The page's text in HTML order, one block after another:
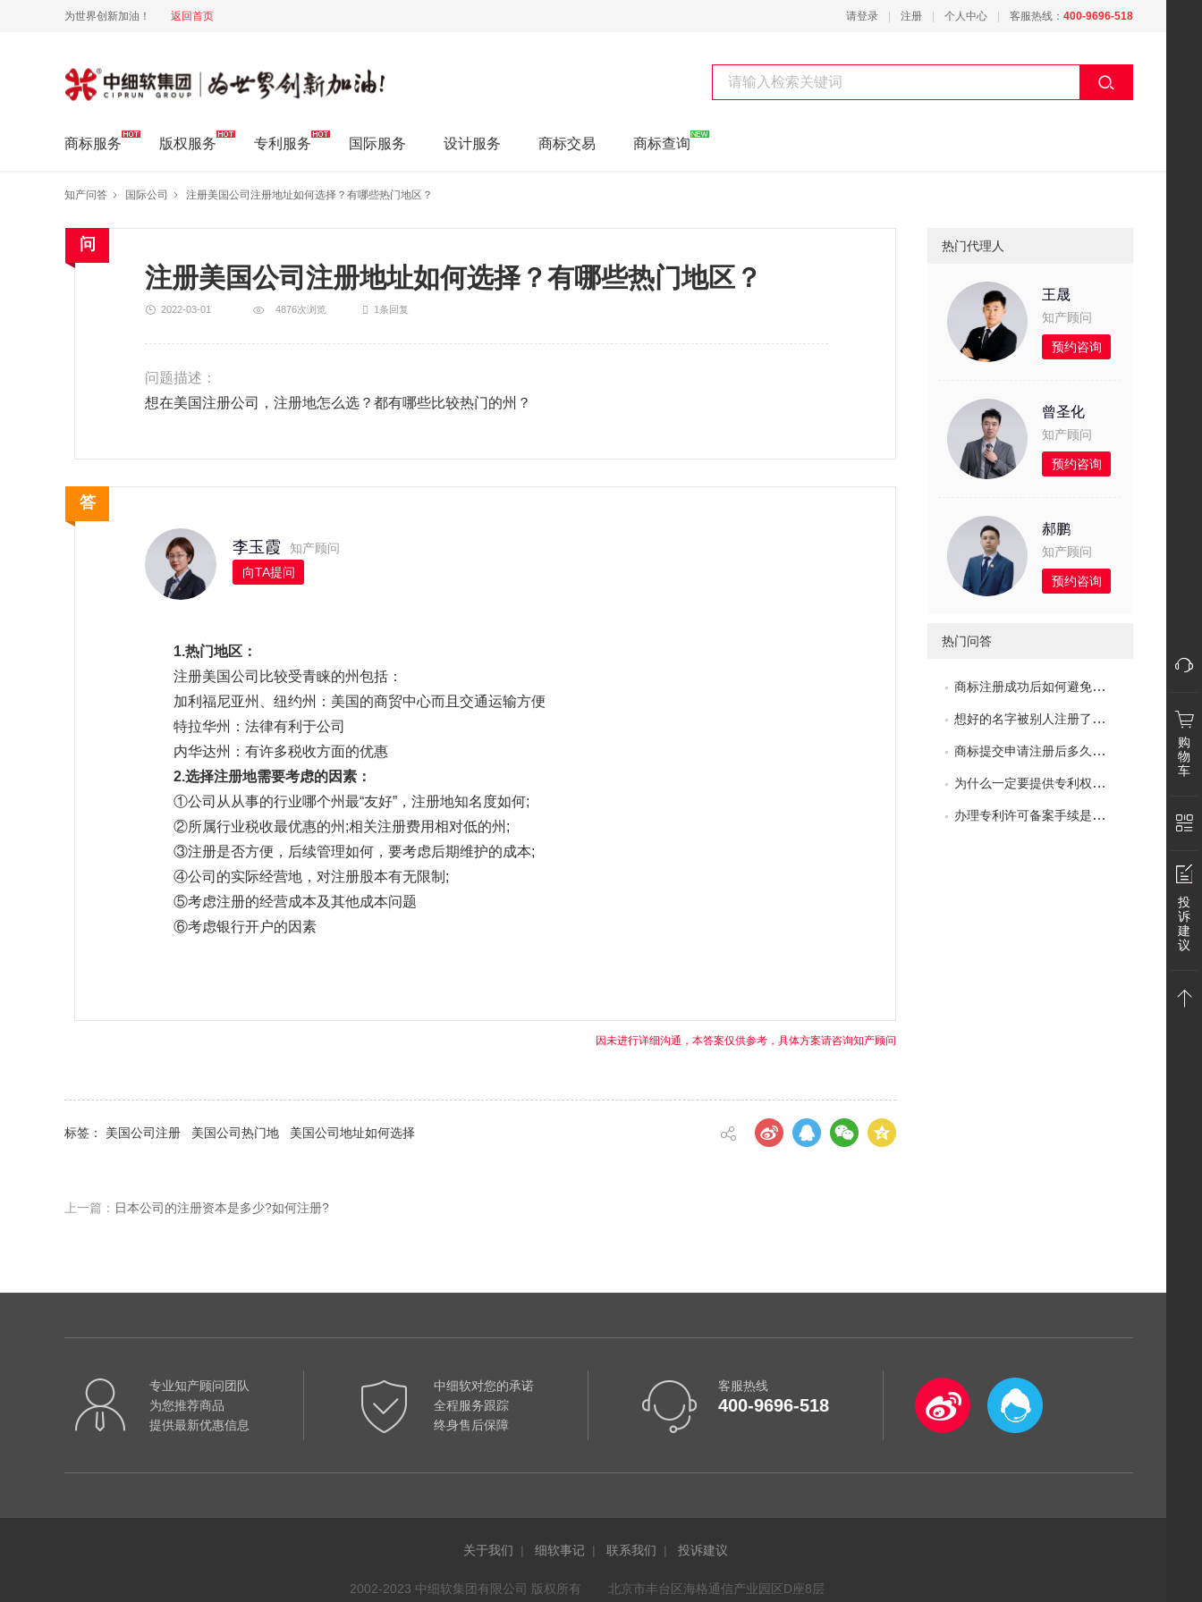
请登录 注册 个人中心 客服热线： 400-9696-518
为世界创新加油！ 返回首页
中细软集团 为世界创新加油!
商标服务 版权服务 专利服务 国际服务 设计服务 商标交易 商标查询
知产问答 国际公司 注册美国公司注册地址如何选择？有哪些热门地区？
热门代理人
王晟
知产顾问
预约咨询
曾圣化
知产顾问
预约咨询
郝鹏
知产顾问
预约咨询
热门问答
商标注册成功后如何避免撤销三年不使用？
想好的名字被别人注册了怎么办?
商标提交申请注册后多久可以使用？
为什么一定要提供专利权评价报告？
办理专利许可备案手续是否有时限？
注册美国公司注册地址如何选择？有哪些热门地区？
2022-03-01 4876次浏览 1条回复
问题描述：
想在美国注册公司，注册地怎么选？都有哪些比较热门的州？
李玉霞
知产顾问
向TA提问
1.热门地区：
注册美国公司比较受青睐的州包括：
加利福尼亚州、纽约州：美国的商贸中心而且交通运输方便
特拉华州：法律有利于公司
内华达州：有许多税收方面的优惠
2.选择注册地需要考虑的因素：
①公司从从事的行业哪个州最“友好”，注册地知名度如何;
②所属行业税收最优惠的州;相关注册费用相对低的州;
③注册是否方便，后续管理如何，要考虑后期维护的成本;
④公司的实际经营地，对注册股本有无限制;
⑤考虑注册的经营成本及其他成本问题
⑥考虑银行开户的因素
因未进行详细沟通，本答案仅供参考，具体方案请咨询知产顾问
标签： 美国公司注册 美国公司热门地 美国公司地址如何选择
上一篇： 日本公司的注册资本是多少?如何注册?
专业知产顾问团队
为您推荐商品
提供最新优惠信息
中细软对您的承诺
全程服务跟踪
终身售后保障
客服热线
400-9696-518
关于我们 | 细软事记| 联系我们 | 投诉建议
2002-2023 中细软集团有限公司 版权所有 北京市丰台区海格通信产业园区D座8层
购
物
车
投
诉
建
议